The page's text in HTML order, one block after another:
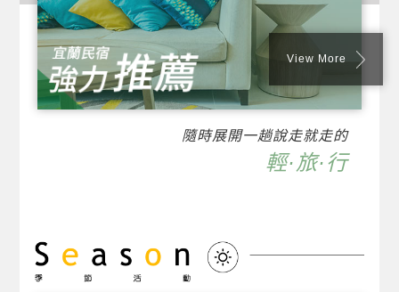
View More
隨時展開一趟說走就走的
輕·旅·行